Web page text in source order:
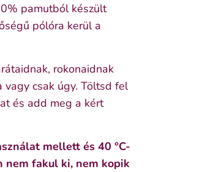
pamutból készült
pólóra kerül a
rokonaidnak
vagy csak úgy. Töltsd fel
és add meg a kért
mellett és 40 °C-
nem fakul ki, nem kopik